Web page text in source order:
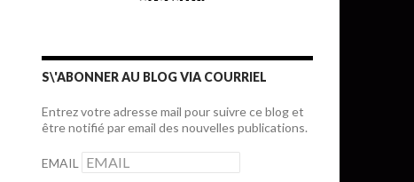
S\'ABONNER AU BLOG VIA COURRIEL
Entrez votre adresse mail pour suivre ce blog et
être notifié par email des nouvelles publications.
EMAIL